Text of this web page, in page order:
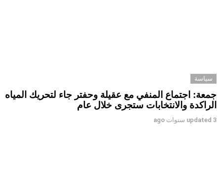
سياسة
جمعة: اجتماع المنفي مع عقيلة وحفتر جاء لتحريك المياه
الراكدة والانتخابات ستجرى خلال عام
updated 3 سنوات ago